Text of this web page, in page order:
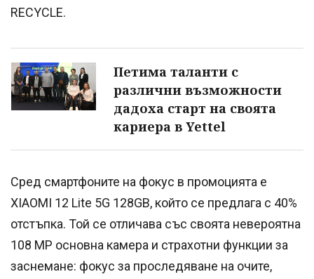
RECYCLE.
Петима таланти с
различни възможности
дадоха старт на своята
кариера в Yettel
Сред смартфоните на фокус в промоцията е
XIAOMI 12 Lite 5G 128GB, който се предлага с 40%
отстъпка. Той се отличава със своята невероятна
108 МР основна камера и страхотни функции за
заснемане: фокус за проследяване на очите,